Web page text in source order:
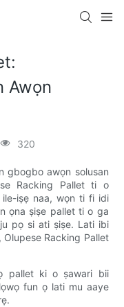
Awọn
320
gbogbo awọn solusan
Racking Pallet ti o
iṣẹ naa, wọn ti fi idi
ọna ṣiṣe pallet ti o ga
pọ si ati ṣiṣe. Lati ibi
Olupese Racking Pallet
pallet ki o ṣawari bii
fun ọ lati mu aaye